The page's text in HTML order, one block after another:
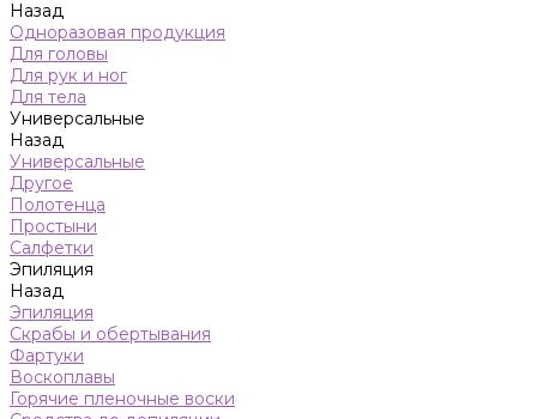
Назад
Одноразовая продукция
Для головы
Для рук и ног
Для тела
Универсальные
Назад
Универсальные
Другое
Полотенца
Простыни
Салфетки
Эпиляция
Назад
Эпиляция
Скрабы и обертывания
Фартуки
Воскоплавы
Горячие пленочные воски